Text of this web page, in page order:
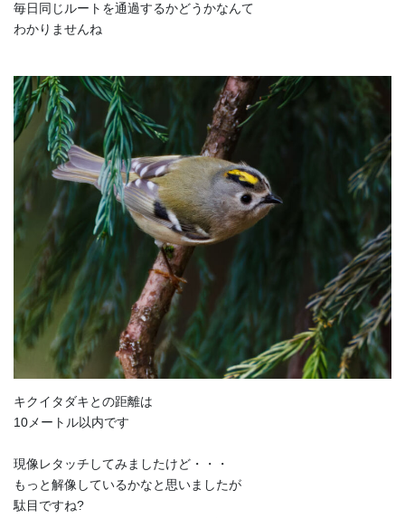
毎日同じルートを通過するかどうかなんて
わかりませんね
キクイタダキとの距離は
10メートル以内です
現像レタッチしてみましたけど・・・
もっと解像しているかなと思いましたが
駄目ですね?